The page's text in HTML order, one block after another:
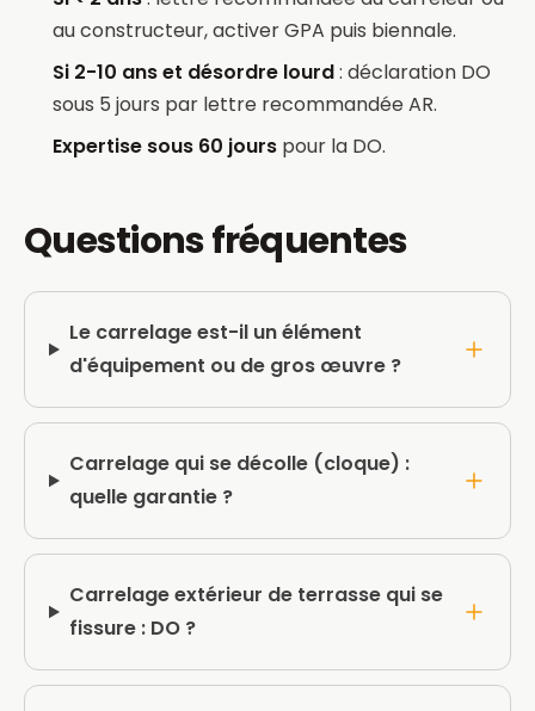
au constructeur, activer GPA puis biennale.
Si 2-10 ans et désordre lourd: déclaration DO
sous 5 jours par lettre recommandée AR.
Expertise sous 60 jours pour la DO.
Questions fréquentes
Le carrelage est-il un élément
d'équipement ou de gros œuvre ?
Carrelage qui se décolle (cloque) :
quelle garantie ?
Carrelage extérieur de terrasse qui se
fissure : DO ?